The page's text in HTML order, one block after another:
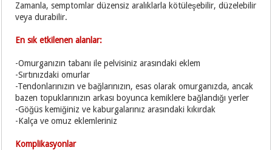
Zamanla, semptomlar düzensiz aralıklarla kötüleşebilir, düzelebilir
veya durabilir.
En sık etkilenen alanlar:
-Omurganızın tabanı ile pelvisiniz arasındaki eklem
-Sırtınızdaki omurlar
-Tendonlarınızın ve bağlarınızın, esas olarak omurganızda, ancak
bazen topuklarınızın arkası boyunca kemiklere bağlandığı yerler
-Göğüs kemiğiniz ve kaburgalarınız arasındaki kıkırdak
-Kalça ve omuz eklemleriniz
Komplikasyonlar